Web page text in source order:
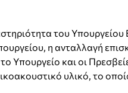
του Υπουργείου
η ανταλλαγή
Υπουργείο και οι
υλικό, το